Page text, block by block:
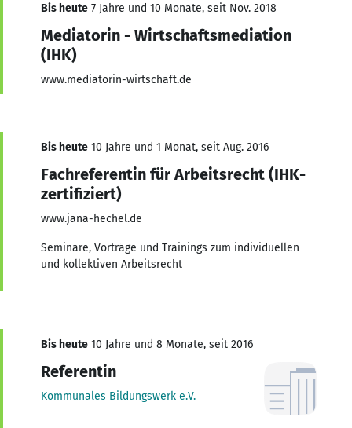
Bis heute 7 Jahre und 10 Monate, seit Nov. 2018
Mediatorin - Wirtschaftsmediation
(IHK)
www.mediatorin-wirtschaft.de
Bis heute 10 Jahre und 1 Monat, seit Aug. 2016
Fachreferentin für Arbeitsrecht (IHK-
zertifiziert)
www.jana-hechel.de
Seminare, Vorträge und Trainings zum individuellen
und kollektiven Arbeitsrecht
Bis heute 10 Jahre und 8 Monate, seit 2016
Referentin
Kommunales Bildungswerk e.V.